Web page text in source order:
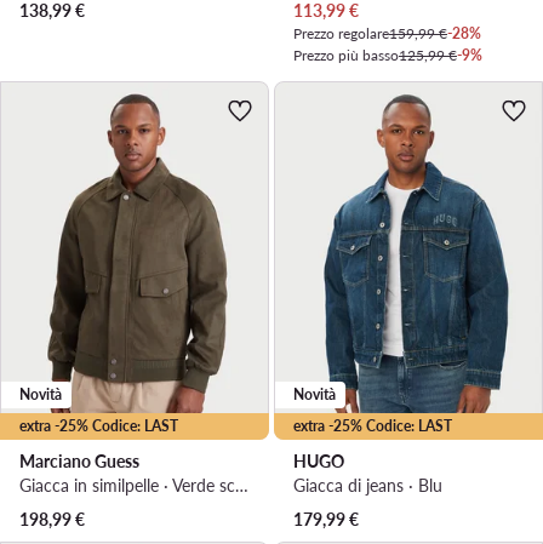
138,99€
Prezzo attuale
113,99€
Prezzo regolare159,99 €-28%
Prezzo più basso125,99 €-9%
extra -25% Codice: LAST
Novità
Marciano Guess
Giacca in similpelle · Verde scuro
198,99€
extra -25% Codice: LAST
Novità
HUGO
Giacca di jeans · Blu
179,99€